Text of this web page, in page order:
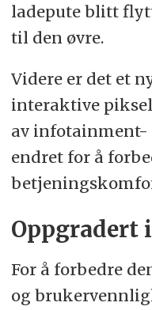
ladepute blitt
til den øvre.
Videre er det et
interaktive
av
endret for å
Oppgradert
For å forbedre
og